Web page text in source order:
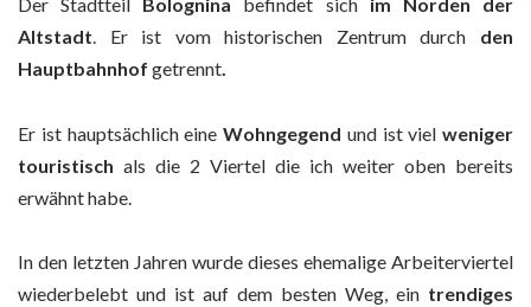
Der Stadtteil Bolognina befindet sich im Norden der
Altstadt. Er ist vom historischen Zentrum durch den
Hauptbahnhof getrennt.
Er ist hauptsächlich eine Wohngegend und ist viel weniger
touristisch als die 2 Viertel die ich weiter oben bereits
erwähnt habe.
In den letzten Jahren wurde dieses ehemalige Arbeiterviertel
wiederbelebt und ist auf dem besten Weg, ein trendiges